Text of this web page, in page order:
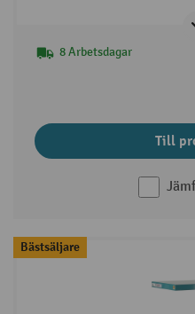
8 Arbetsdagar
Till
Bästsäljare